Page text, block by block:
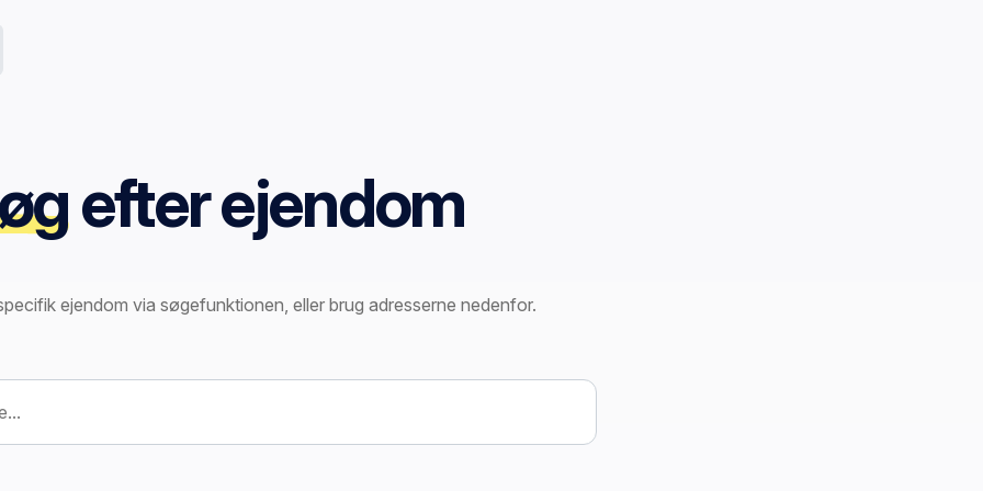
efter ejendom
ejendom via søgefunktionen, eller brug adresserne nedenfor.